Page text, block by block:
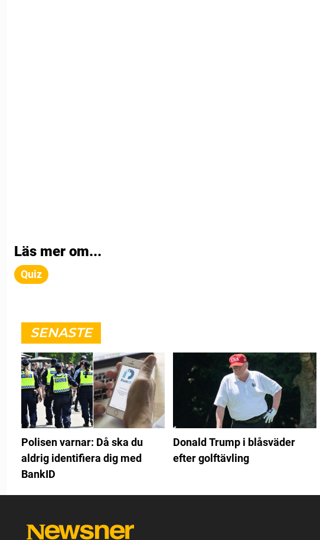
Läs mer om...
Quiz
SENASTE
Polisen varnar: Då ska du
aldrig identifiera dig med
BankID
Donald Trump i blåsväder
efter golftävling